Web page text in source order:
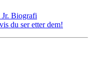
Jr. Biografi
du ser etter dem!